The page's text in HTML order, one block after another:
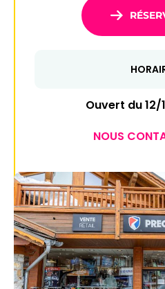
Ouvert du 12/
NOUS